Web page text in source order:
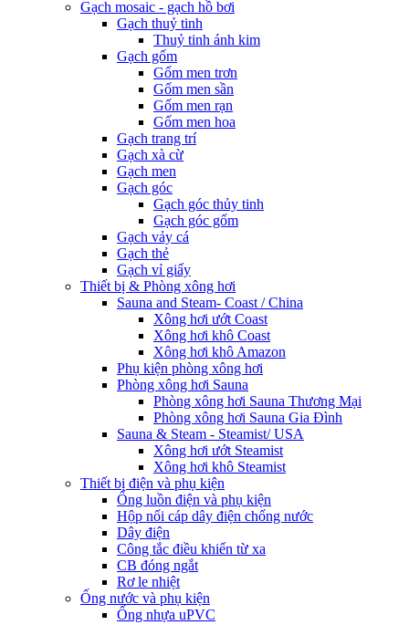
Gạch mosaic - gạch hồ bơi
Gạch thuỷ tinh
Thuỷ tinh ánh kim
Gạch gốm
Gốm men trơn
Gốm men sần
Gốm men rạn
Gốm men hoa
Gạch trang trí
Gạch xà cừ
Gạch men
Gạch góc
Gạch góc thủy tinh
Gạch góc gốm
Gạch vảy cá
Gạch thẻ
Gạch vỉ giấy
Thiết bị & Phòng xông hơi
Sauna and Steam- Coast / China
Xông hơi ướt Coast
Xông hơi khô Coast
Xông hơi khô Amazon
Phụ kiện phòng xông hơi
Phòng xông hơi Sauna
Phòng xông hơi Sauna Thương Mại
Phòng xông hơi Sauna Gia Đình
Sauna & Steam - Steamist/ USA
Xông hơi ướt Steamist
Xông hơi khô Steamist
Thiết bị điện và phụ kiện
Ống luồn điện và phụ kiện
Hộp nối cáp dây điện chống nước
Dây điện
Công tắc điều khiển từ xa
CB đóng ngắt
Rơ le nhiệt
Ống nước và phụ kiện
Ống nhựa uPVC